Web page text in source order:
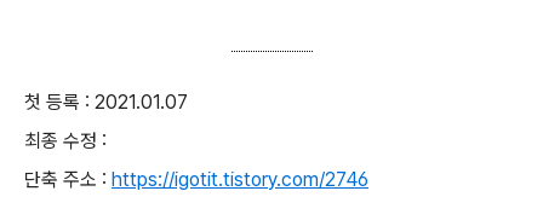
첫 등록 : 2021.01.07
최종 수정 :
단축 주소 : https://igotit.tistory.com/2746